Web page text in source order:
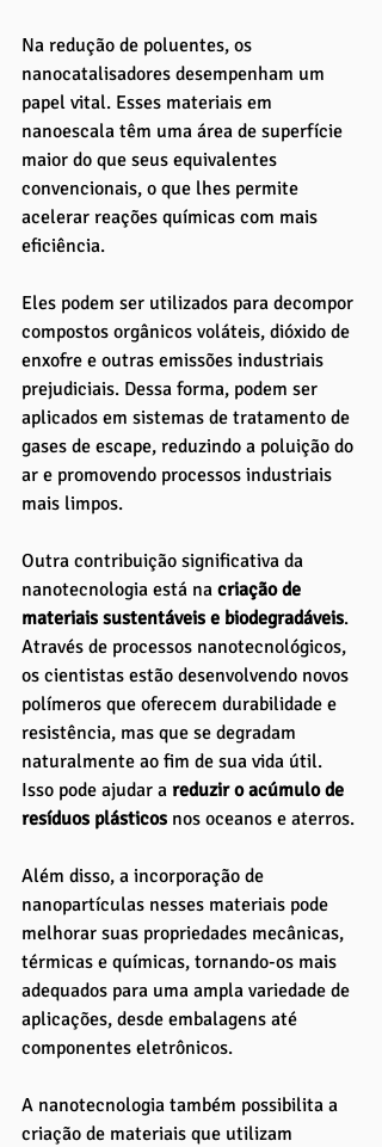
Na redução de poluentes, os
nanocatalisadores desempenham um
papel vital. Esses materiais em
nanoescala têm uma área de superfície
maior do que seus equivalentes
convencionais, o que lhes permite
acelerar reações químicas com mais
eficiência.
Eles podem ser utilizados para decompor
compostos orgânicos voláteis, dióxido de
enxofre e outras emissões industriais
prejudiciais. Dessa forma, podem ser
aplicados em sistemas de tratamento de
gases de escape, reduzindo a poluição do
ar e promovendo processos industriais
mais limpos.
Outra contribuição significativa da
nanotecnologia está na criação de
materiais sustentáveis e biodegradáveis.
Através de processos nanotecnológicos,
os cientistas estão desenvolvendo novos
polímeros que oferecem durabilidade e
resistência, mas que se degradam
naturalmente ao fim de sua vida útil.
Isso pode ajudar a reduzir o acúmulo de
resíduos plásticos nos oceanos e aterros.
Além disso, a incorporação de
nanopartículas nesses materiais pode
melhorar suas propriedades mecânicas,
térmicas e químicas, tornando-os mais
adequados para uma ampla variedade de
aplicações, desde embalagens até
componentes eletrônicos.
A nanotecnologia também possibilita a
criação de materiais que utilizam